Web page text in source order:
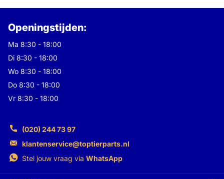
Openingstijden:
Ma 8:30 - 18:00
Di 8:30 - 18:00
Wo 8:30 - 18:00
Do 8:30 - 18:00
Vr 8:30 - 18:00
(020) 244 73 97
klantenservice@toptierparts.nl
Stel jouw vraag via WhatsApp